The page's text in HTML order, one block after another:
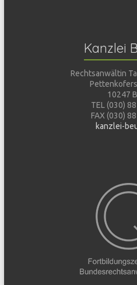
Kanzlei
Rechtsanwältin
10247
TEL (030)
FAX (030)
kanzlei-